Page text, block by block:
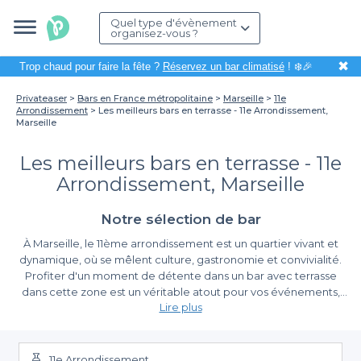
Quel type d'évènement
organisez-vous ?
Trop chaud pour faire la fête ? Réservez un bar climatisé! ❄️🎉 ✖
Privateaser Bars en France métropolitaine Marseille
11e
Arrondissement
Les meilleurs bars en terrasse - 11e Arrondissement,
Marseille
Les meilleurs bars en terrasse - 11e
Arrondissement, Marseille
Notre sélection de bar
À Marseille, le 11ème arrondissement est un quartier vivant et
dynamique, où se mêlent culture, gastronomie et convivialité.
Profiter d'un moment de détente dans un bar avec terrasse
dans cette zone est un véritable atout pour vos événements,
que ce soit pour un afterwork entre amis, un anniversaire ou
ensoleillée et la diversité de la scène locale en font un lieu
privilégié pour savourer des instants mémorables.
Pourquoi choisir un bar avec terrasse ?
Lire plus